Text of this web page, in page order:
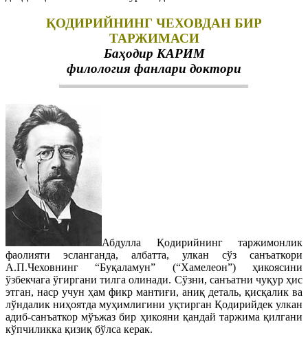
ҚОДИРИЙНИНГ ЧЕХОВДАН БИР
ТАРЖИМАСИ
Баҳодир КАРИМ
филология фанлари доктори
Абдулла Қодирийнинг таржимонлик
фаолияти эсланганда, албатта, улкан сўз санъаткори
А.П.Чеховнинг “Буқаламун” (“Хамелеон”) ҳикоясини
ўзбекчага ўгиргани тилга олинади. Сўзни, санъатни чуқур ҳис
этган, наср учун ҳам фикр мантиғи, аниқ деталь, қисқалик ва
лўндалик ниҳоятда муҳимлигини уқтирган Қодирийдек улкан
адиб-санъаткор мўъжаз бир ҳикоя­ни қандай таржима қилгани
кўпчиликка қизиқ бўлса керак.